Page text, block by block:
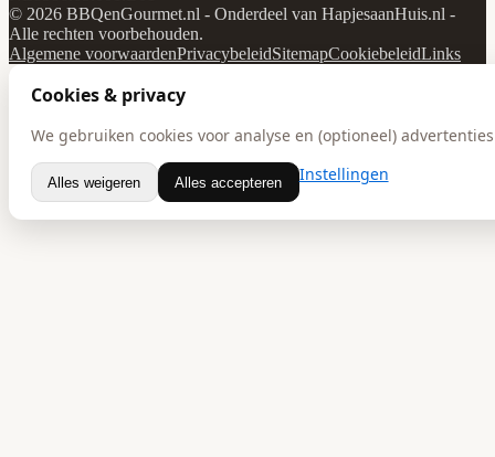
© 2026 BBQenGourmet.nl - Onderdeel van HapjesaanHuis.nl -
Alle rechten voorbehouden.
Algemene voorwaardenPrivacybeleidSitemapCookiebeleidLinks
Cookies & privacy
We gebruiken cookies voor analyse en (optioneel)
Alles weigeren Alles accepteren Instellingen